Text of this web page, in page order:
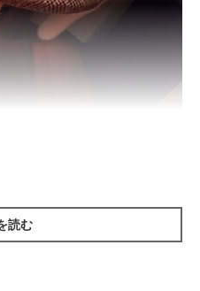
つれてお互いに縄張り意識や
読む